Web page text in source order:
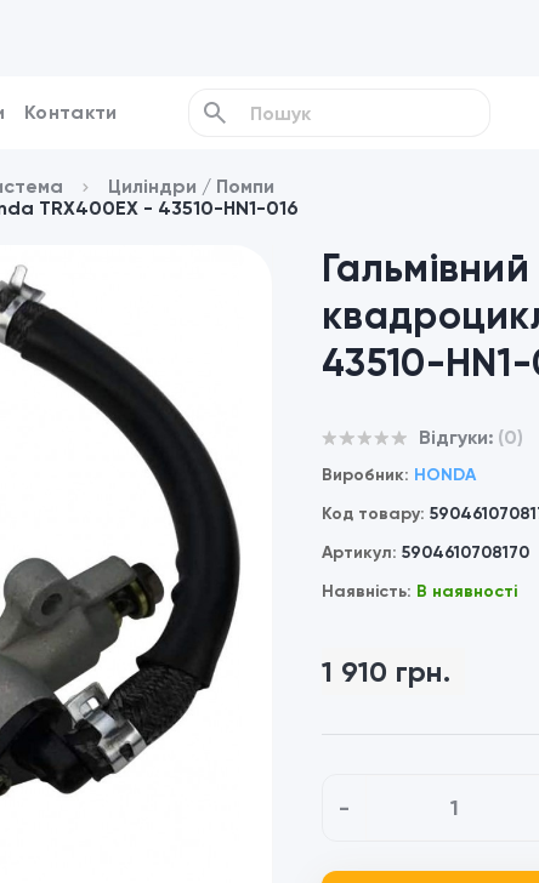
Контакти
Циліндри / Помпи
TRX400EX - 43510-HN1-016
43510-HN1-
Відгуки: (0)
Виробник: HONDA
Код товару:
Артикул: 5904610708170
Наявність: В наявності
1 910 грн.
-